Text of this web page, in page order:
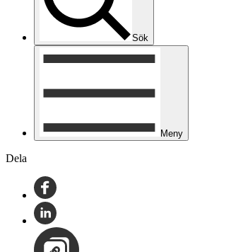
Sök
Meny
Dela